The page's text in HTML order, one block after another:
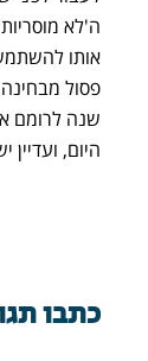
ה'לא
אותו
שנה לרומם
היום,
כתבו